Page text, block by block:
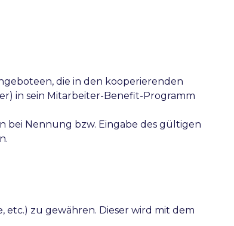
die in den kooperierenden
in sein Mitarbeiter-Benefit-Programm
Nennung bzw. Eingabe des gültigen
zu gewähren. Dieser wird mit dem